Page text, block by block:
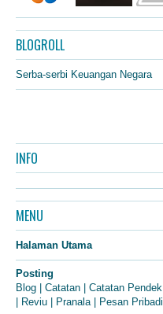
BLOGROLL
Serba-serbi Keuangan Negara
INFO
MENU
Halaman Utama
Posting
Blog
Catatan Catatan Pendek
Reviu Pranala| Pesan Pribadi